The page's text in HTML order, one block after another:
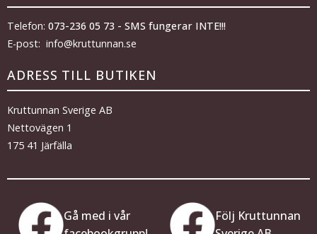
Telefon: 073-236 05 73 - SMS fungerar INTE!!!
E-post: info@kruttunnan.se
ADRESS TILL BUTIKEN
Kruttunnan Sverige AB
Nettovägen 1
175 41 Järfälla
Gå med i vår
Följ Kruttunnan